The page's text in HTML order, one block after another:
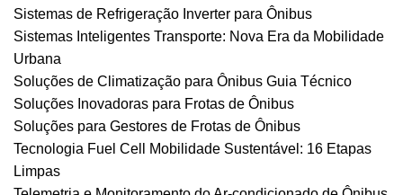
Sistemas de Refrigeração Inverter para Ônibus
Sistemas Inteligentes Transporte: Nova Era da Mobilidade
Urbana
Soluções de Climatização para Ônibus Guia Técnico
Soluções Inovadoras para Frotas de Ônibus
Soluções para Gestores de Frotas de Ônibus
Tecnologia Fuel Cell Mobilidade Sustentável: 16 Etapas
Limpas